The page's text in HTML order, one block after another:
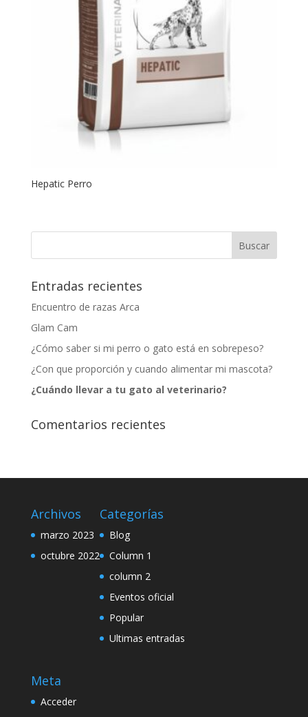
Hepatic Perro
Entradas recientes
Encuentro de razas Arca
Glam Cam
¿Cómo saber si mi perro o gato está en sobrepeso?
¿Con que proporción y cuando alimentar mi mascota?
¿Cuándo llevar a tu gato al veterinario?
Comentarios recientes
Archivos
marzo 2023
octubre 2022
Categorías
Blog
Column 1
column 2
Eventos oficial
Popular
Ultimas entradas
Meta
Acceder